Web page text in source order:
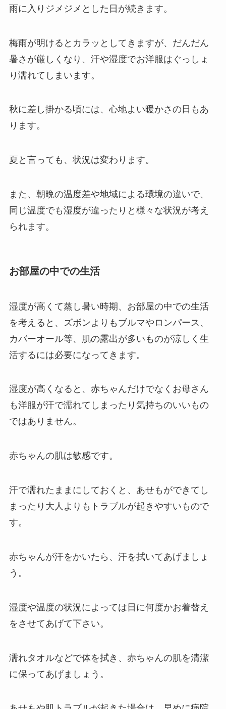
雨に入りジメジメとした日が続きます。
梅雨が明けるとカラッとしてきますが、だんだん
暑さが厳しくなり、汗や湿度でお洋服はぐっしょ
り濡れてしまいます。
秋に差し掛かる頃には、心地よい暖かさの日もあ
ります。
夏と言っても、状況は変わります。
また、朝晩の温度差や地域による環境の違いで、
同じ温度でも湿度が違ったりと様々な状況が考え
られます。
お部屋の中での生活
湿度が高くて蒸し暑い時期、お部屋の中での生活
を考えると、ズボンよりもブルマやロンパース、
カバーオール等、肌の露出が多いものが涼しく生
活するには必要になってきます。
湿度が高くなると、赤ちゃんだけでなくお母さん
も洋服が汗で濡れてしまったり気持ちのいいもの
ではありません。
赤ちゃんの肌は敏感です。
汗で濡れたままにしておくと、あせもができてし
まったり大人よりもトラブルが起きやすいもので
す。
赤ちゃんが汗をかいたら、汗を拭いてあげましょ
う。
湿度や温度の状況によっては日に何度かお着替え
をさせてあげて下さい。
濡れタオルなどで体を拭き、赤ちゃんの肌を清潔
に保ってあげましょう。